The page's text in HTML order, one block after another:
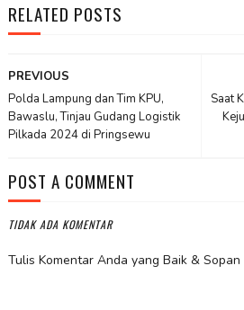
RELATED POSTS
Saat
PREVIOUS
Polda Lampung dan Tim KPU,
Bawaslu, Tinjau Gudang Logistik
Pilkada 2024 di Pringsewu
POST A COMMENT
TIDAK ADA KOMENTAR
Tulis Komentar Anda yang Baik & Sopan